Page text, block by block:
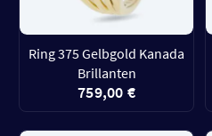
Ring 375 Gelbgold Kanada
Brillanten
759,00 €